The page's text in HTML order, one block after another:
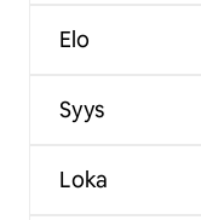
Elo
Syys
Loka